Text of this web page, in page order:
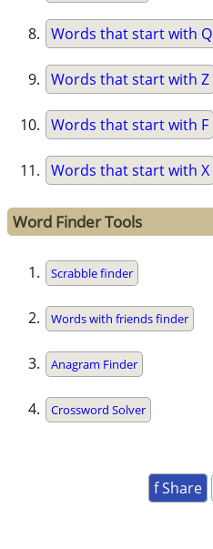
Words that start with Q
Words that start with Z
Words that start with F
Words that start with X
Word Finder Tools
Scrabble finder
Words with friends finder
Anagram Finder
Crossword Solver
f Share